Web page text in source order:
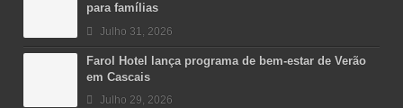
para famílias
Julho 31, 2026
Farol Hotel lança programa de bem-estar de Verão
em Cascais
Julho 29, 2026